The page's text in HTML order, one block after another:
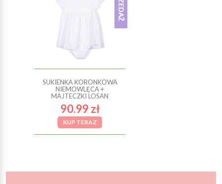
SUKIENKA KORONKOWA
NIEMOWLĘCA +
MAJTECZKI LOSAN
90.99 zł
KUP TERAZ